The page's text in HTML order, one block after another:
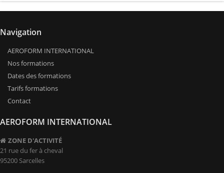
Navigation
AEROFORM INTERNATIONAL
Nos formations
Dates des formations
Tarifs formations
Contact
AEROFORM INTERNATIONAL
ZONE D'ACTIVITÉ
21 rue du fer à cheval
95200 Sarcelles